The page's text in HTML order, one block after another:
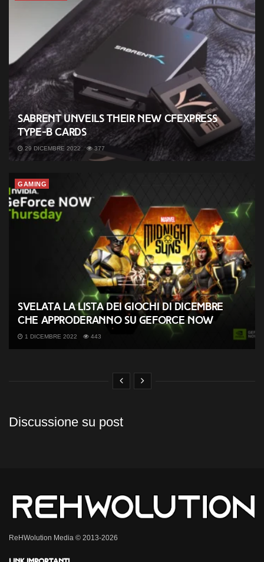
Sabrent unveils their new CFExpress
Type-B cards
29 DICEMBRE 2022 377
GAMING
Svelata la lista dei giochi di dicembre
che approderanno su GeForce NOW
1 DICEMBRE 2022 443
Discussione su post
ReHWolution Media © 2013-2026